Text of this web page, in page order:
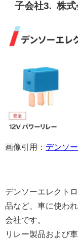
子会社3. 株式
画像引用： デンソ
デンソーエレクト
品など、車に使わ
会社です。
リレー製品および